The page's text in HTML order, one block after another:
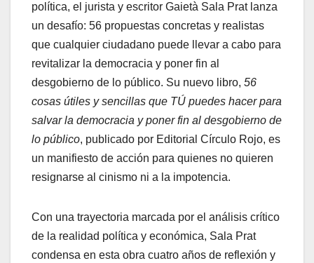
política, el jurista y escritor Gaietà Sala Prat lanza
un desafío: 56 propuestas concretas y realistas
que cualquier ciudadano puede llevar a cabo para
revitalizar la democracia y poner fin al
desgobierno de lo público. Su nuevo libro, 56
cosas útiles y sencillas que TÚ puedes hacer para
salvar la democracia y poner fin al desgobierno de
lo público, publicado por Editorial Círculo Rojo, es
un manifiesto de acción para quienes no quieren
resignarse al cinismo ni a la impotencia.
Con una trayectoria marcada por el análisis crítico
de la realidad política y económica, Sala Prat
condensa en esta obra cuatro años de reflexión y